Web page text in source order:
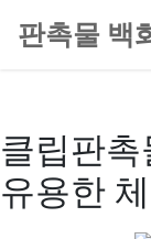
판촉물 백
클립판
유용한